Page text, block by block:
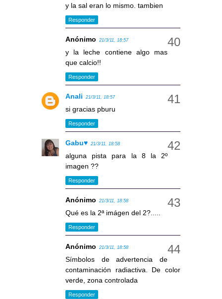
y la sal eran lo mismo. tambien
Responder
Anónimo 21/3/11, 18:57
y la leche contiene algo mas
que calcio!!
Responder
Anali 21/3/11, 18:57
si gracias pburu
Responder
Gabu♥ 21/3/11, 18:58
alguna pista para la 8 la 2º
imagen ??
Responder
Anónimo 21/3/11, 18:58
Qué es la 2ª imágen del 2?.....
Responder
Anónimo 21/3/11, 18:58
Símbolos de advertencia de
contaminación radiactiva. De color
verde, zona controlada
Responder